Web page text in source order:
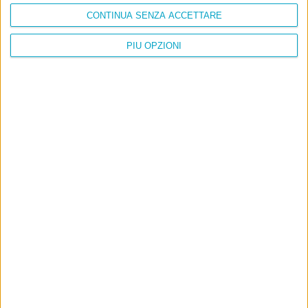
PIÙ OPZIONI
CONTINUA SENZA ACCETTARE